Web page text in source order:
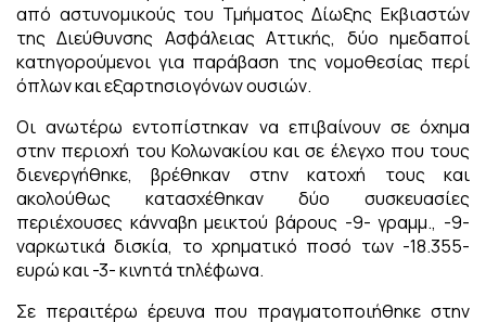
από αστυνομικούς του Τμήματος Δίωξης Εκβιαστών
της Διεύθυνσης Ασφάλειας Αττικής, δύο ημεδαποί
κατηγορούμενοι για παράβαση της νομοθεσίας περί
όπλων και εξαρτησιογόνων ουσιών.
Οι ανωτέρω εντοπίστηκαν να επιβαίνουν σε όχημα
στην περιοχή του Κολωνακίου και σε έλεγχο που τους
διενεργήθηκε, βρέθηκαν στην κατοχή τους και
ακολούθως κατασχέθηκαν δύο συσκευασίες
περιέχουσες κάνναβη μεικτού βάρους -9- γραμμ., -9-
ναρκωτικά δισκία, το χρηματικό ποσό των -18.355-
ευρώ και -3- κινητά τηλέφωνα.
Σε περαιτέρω έρευνα που πραγματοποιήθηκε στην